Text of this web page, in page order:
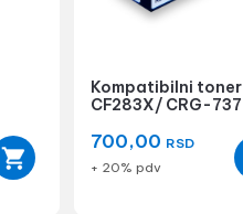
Kompatibilni toner
CF283X/ CRG-737
700,00 RSD
+ 20% pdv